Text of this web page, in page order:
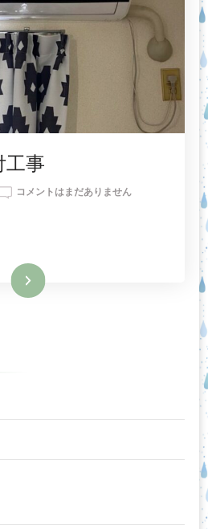
工事
エ
工
コメントはまだありません
読む